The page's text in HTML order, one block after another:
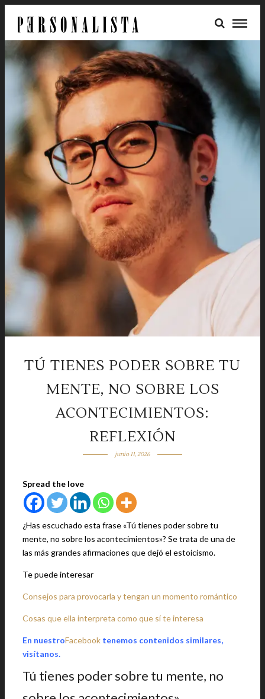
TÚ TIENES PODER SOBRE TU
MENTE, NO SOBRE LOS
ACONTECIMIENTOS:
REFLEXIÓN
junio 11, 2026
Spread the love
¿Has escuchado esta frase «Tú tienes poder sobre tu
mente, no sobre los acontecimientos»? Se trata de una de
las más grandes afirmaciones que dejó el estoicismo.
Te puede interesar
Consejos para provocarla y tengan un momento romántico
Cosas que ella interpreta como que sí te interesa
En nuestroFacebook tenemos contenidos similares,
visítanos.
Tú tienes poder sobre tu mente, no